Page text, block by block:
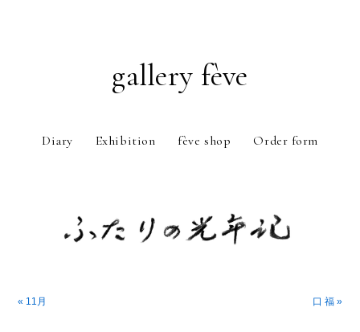
gallery fève
Diary Exhibition fève shop Order form
« 11月
口 福 »